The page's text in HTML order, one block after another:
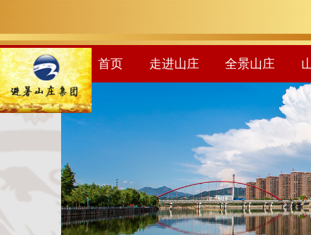
首页 走进山庄 全景山庄